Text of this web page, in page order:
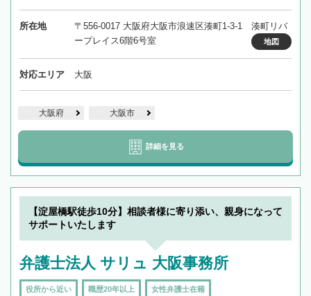
所在地
〒556-0017 大阪府大阪市浪速区湊町1-3-1 湊町リバ
ープレイス6階6号室
地図
対応エリア 大阪
大阪府 大阪市
詳細を見る
【淀屋橋駅徒歩10分】相談者様に寄り添い、親身になって
サポートいたします
弁護士法人 サリュ 大阪事務所
役所から近い 職歴20年以上 女性弁護士在籍